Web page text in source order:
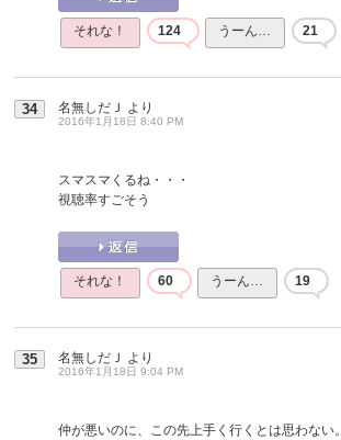
それな！ 124 うーん… 21
34 名無しだＪ より
2016年1月18日 8:40 PM
スマスマくるね・・・
視聴率すごそう
それな！ 60 うーん… 19
35 名無しだＪ より
2016年1月18日 9:04 PM
仲が悪いのに、この先上手く行くとは思わない。